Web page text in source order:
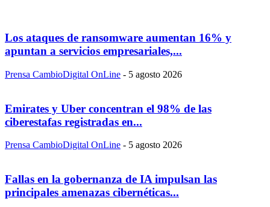
Los ataques de ransomware aumentan 16% y
apuntan a servicios empresariales,...
Prensa CambioDigital OnLine - 5 agosto 2026
Emirates y Uber concentran el 98% de las
ciberestafas registradas en...
Prensa CambioDigital OnLine - 5 agosto 2026
Fallas en la gobernanza de IA impulsan las
principales amenazas cibernéticas...